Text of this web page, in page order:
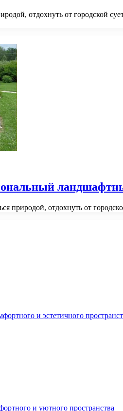
отдохнуть от городской
природой, отдохнуть от
и эстетичного
и уютного пространства